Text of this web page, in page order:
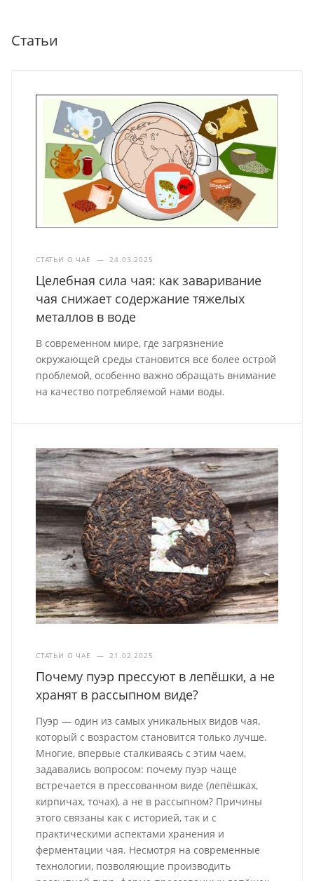
Статьи
СТАТЬИ О ЧАЕ — 24.03.2025
Целебная сила чая: как заваривание
чая снижает содержание тяжелых
металлов в воде
В современном мире, где загрязнение
окружающей среды становится все более острой
проблемой, особенно важно обращать внимание
на качество потребляемой нами воды.
СТАТЬИ О ЧАЕ — 21.02.2025
Почему пуэр прессуют в лепёшки, а не
хранят в рассыпном виде?
Пуэр — один из самых уникальных видов чая,
который с возрастом становится только лучше.
Многие, впервые сталкиваясь с этим чаем,
задавались вопросом: почему пуэр чаще
встречается в прессованном виде (лепёшках,
кирпичах, точах), а не в рассыпном? Причины
этого связаны как с историей, так и с
практическими аспектами хранения и
ферментации чая. Несмотря на современные
технологии, позволяющие производить